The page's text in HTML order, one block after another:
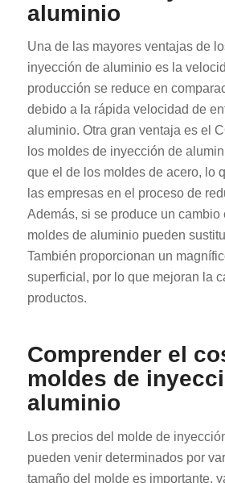
aluminio
Una de las mayores ventajas de
inyección de aluminio es la
producción se reduce en
debido a la rápida velocidad de
aluminio. Otra gran ventaja es el
los moldes de inyección de
que el de los moldes de acero, lo
las empresas en el proceso de
Además, si se produce un cambio
moldes de aluminio pueden
También proporcionan un
superficial, por lo que mejoran la
productos.
Comprender el
moldes de
aluminio
Los precios del molde de
pueden venir determinados por
tamaño del molde es importante,